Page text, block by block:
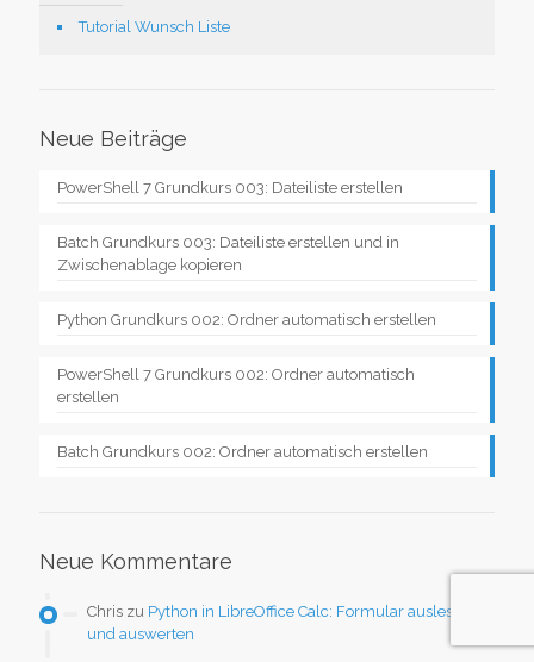
Tutorial Wunsch Liste
Neue Beiträge
PowerShell 7 Grundkurs 003: Dateiliste erstellen
Batch Grundkurs 003: Dateiliste erstellen und in
Zwischenablage kopieren
Python Grundkurs 002: Ordner automatisch erstellen
PowerShell 7 Grundkurs 002: Ordner automatisch
erstellen
Batch Grundkurs 002: Ordner automatisch erstellen
Neue Kommentare
Chris zu Python in LibreOffice Calc: Formular auslesen
und auswerten